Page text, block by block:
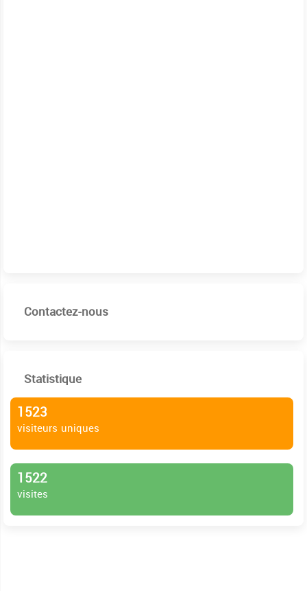
Contactez-nous
Statistique
1523
visiteurs uniques
1522
visites